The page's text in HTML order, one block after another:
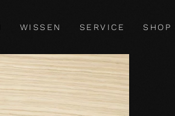
WISSEN SERVICE SHOP